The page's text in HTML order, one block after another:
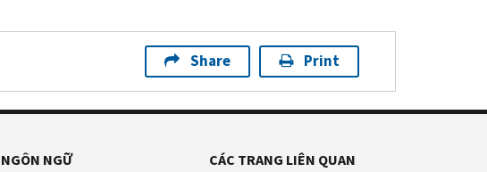
Share Print
NGÔN NGỮ
CÁC TRANG LIÊN QUAN